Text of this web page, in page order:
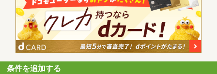
条件を追加する